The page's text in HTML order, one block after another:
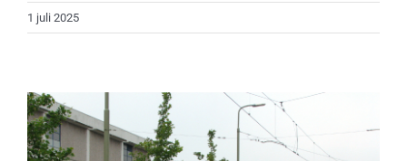
1 juli 2025